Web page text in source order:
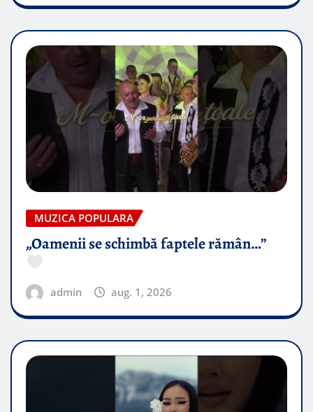
MUZICA POPULARA
„Oamenii se schimbă faptele rămân…”
admin aug. 1, 2026